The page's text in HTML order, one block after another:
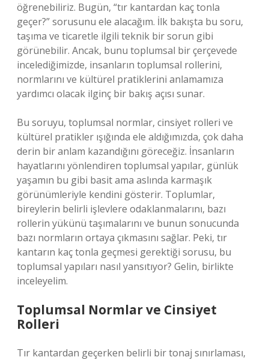
öğrenebiliriz. Bugün, “tır kantardan kaç tonla
geçer?” sorusunu ele alacağım. İlk bakışta bu soru,
taşıma ve ticaretle ilgili teknik bir sorun gibi
görünebilir. Ancak, bunu toplumsal bir çerçevede
incelediğimizde, insanların toplumsal rollerini,
normlarını ve kültürel pratiklerini anlamamıza
yardımcı olacak ilginç bir bakış açısı sunar.
Bu soruyu, toplumsal normlar, cinsiyet rolleri ve
kültürel pratikler ışığında ele aldığımızda, çok daha
derin bir anlam kazandığını göreceğiz. İnsanların
hayatlarını yönlendiren toplumsal yapılar, günlük
yaşamın bu gibi basit ama aslında karmaşık
görünümleriyle kendini gösterir. Toplumlar,
bireylerin belirli işlevlere odaklanmalarını, bazı
rollerin yükünü taşımalarını ve bunun sonucunda
bazı normların ortaya çıkmasını sağlar. Peki, tır
kantarın kaç tonla geçmesi gerektiği sorusu, bu
toplumsal yapıları nasıl yansıtıyor? Gelin, birlikte
inceleyelim.
Toplumsal Normlar ve Cinsiyet
Rolleri
Tır kantardan geçerken belirli bir tonaj sınırlaması,